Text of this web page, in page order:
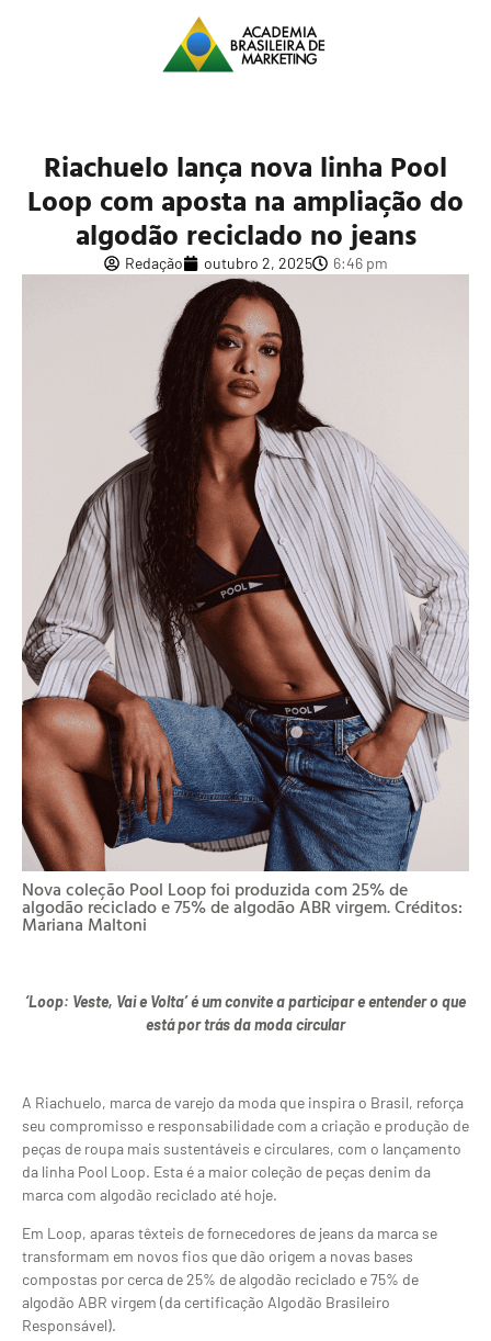
Riachuelo lança nova linha Pool
Loop com aposta na ampliação do
algodão reciclado no jeans
Redação outubro 2, 2025 6:46 pm
Nova coleção Pool Loop foi produzida com 25% de
algodão reciclado e 75% de algodão ABR virgem. Créditos:
Mariana Maltoni
‘Loop: Veste, Vai e Volta’ é um convite a participar e entender o que
está por trás da moda circular
A Riachuelo, marca de varejo da moda que inspira o Brasil, reforça
seu compromisso e responsabilidade com a criação e produção de
peças de roupa mais sustentáveis e circulares, com o lançamento
da linha Pool Loop. Esta é a maior coleção de peças denim da
marca com algodão reciclado até hoje.
Em Loop, aparas têxteis de fornecedores de jeans da marca se
transformam em novos fios que dão origem a novas bases
compostas por cerca de 25% de algodão reciclado e 75% de
algodão ABR virgem (da certificação Algodão Brasileiro
Responsável).